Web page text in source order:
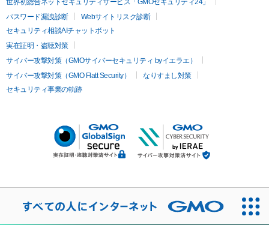
世界初総合ネットセキュリティサービス「GMOセキュリティ24」
パスワード漏洩診断
Webサイトリスク診断
セキュリティ相談AIチャットボット
実在証明・盗聴対策
サイバー攻撃対策（GMOサイバーセキュリティ byイエラエ）
サイバー攻撃対策（GMO Flatt Security）
なりすまし対策
セキュリティ事業の軌跡